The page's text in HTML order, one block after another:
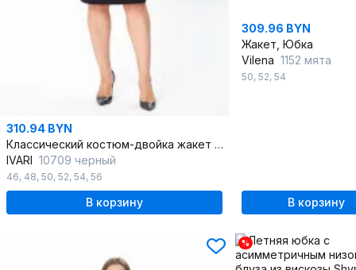
310.94 BYN
Классический костюм-двойка жакет и юбка в деловом стиле
IVARI 10709 черный
46, 48, 50, 52, 54, 56
В корзину
309.96 BYN
Жакет, Юбка
Vilena 1152 мята
50, 52, 54
В корзину
%